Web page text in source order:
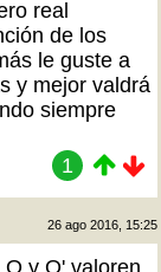
real
de los
le guste a
y mejor valdrá
siempre
1
26 ago 2016, 15:25
y O' valoren